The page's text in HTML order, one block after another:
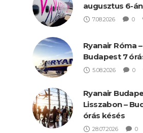
augusztus 6-án
7.08.2026 0
Ryanair Róma –
Budapest 7
5.08.2026 0
Ryanair
Lisszabon –
órás késés
28.07.2026 0